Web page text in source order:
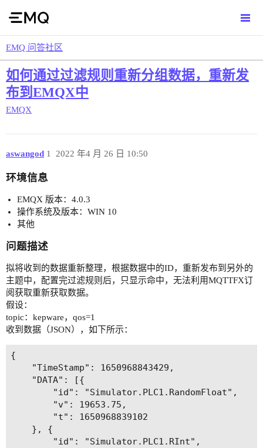
EMQ 问答社区
如何通过过滤规则重新分组数据，重新发
布到EMQX中
EMQX
aswangod 2022 年4 月 26 日 10:50
1
环境信息
EMQX 版本：4.0.3
操作系统及版本：WIN 10
其他
问题描述
拟将收到的数据重新整理，根据数据中的ID，重新发布到另外的
主题中，配置完过滤规则后，只显示命中，无法利用MQTTFX订
阅获取重新获取数据。
假设：
topic：kepware，qos=1
收到数据（JSON），如下所示：
{